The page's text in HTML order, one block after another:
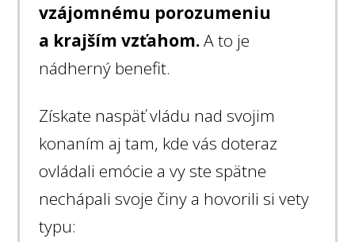
vzájomnému porozumeniu
a krajším vzťahom.A to je
nádherný benefit.
Získate naspäť vládu nad svojim
konaním aj tam, kde vás doteraz
ovládali emócie a vy ste spätne
nechápali svoje činy a hovorili si vety
typu: